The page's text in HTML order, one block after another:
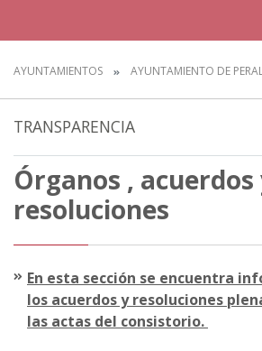
AYUNTAMIENTOS AYUNTAMIENTO DE
TRANSPARENCIA
Órganos , acuerdos
resoluciones
En esta sección se encuentra
los acuerdos y resoluciones
las actas del consistorio.